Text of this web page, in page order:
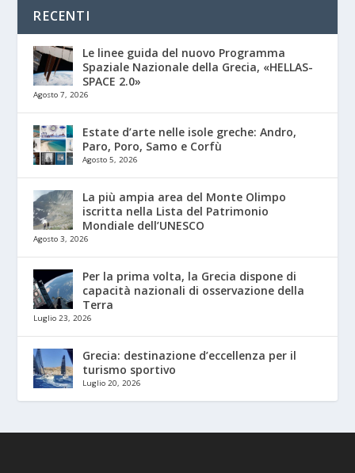
RECENTI
Le linee guida del nuovo Programma
Spaziale Nazionale della Grecia, «HELLAS-
SPACE 2.0»
Agosto 7, 2026
Estate d’arte nelle isole greche: Andro,
Paro, Poro, Samo e Corfù
Agosto 5, 2026
La più ampia area del Monte Olimpo
iscritta nella Lista del Patrimonio
Mondiale dell’UNESCO
Agosto 3, 2026
Per la prima volta, la Grecia dispone di
capacità nazionali di osservazione della
Terra
Luglio 23, 2026
Grecia: destinazione d’eccellenza per il
turismo sportivo
Luglio 20, 2026